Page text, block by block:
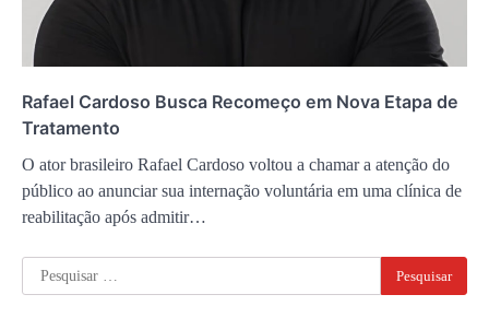
Rafael Cardoso Busca Recomeço em Nova Etapa de
Tratamento
O ator brasileiro Rafael Cardoso voltou a chamar a atenção do
público ao anunciar sua internação voluntária em uma clínica de
reabilitação após admitir…
Pesquisar
por: